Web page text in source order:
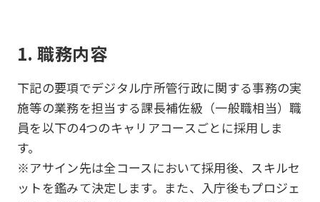
1. 職務内容
下記の要項でデジタル庁所管行政に関する事務の実
施等の業務を担当する課長補佐級（一般職相当）職
員を以下の4つのキャリアコースごとに採用しま
す。
※アサイン先は全コースにおいて採用後、スキルセ
ットを鑑みて決定します。また、入庁後もプロジェ